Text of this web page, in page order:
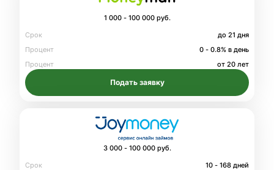
1 000 - 100 000 руб.
Срок
до 21 дня
Процент
0 - 0.8% в день
Процент
от 20 лет
Подать заявку
3 000 - 100 000 руб.
Срок
10 - 168 дней